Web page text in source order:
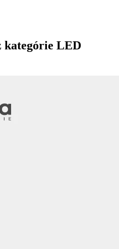
kategórie LED